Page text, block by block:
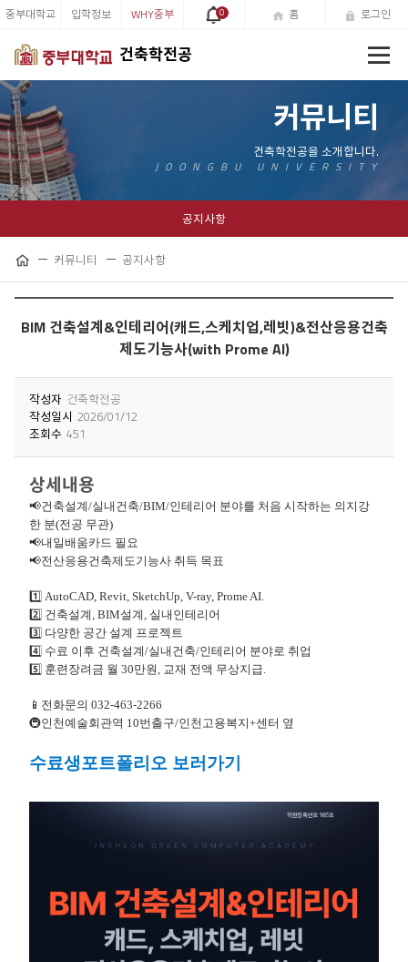
건축학전공
중부대학교 입학정보 WHY중부 0 홈 로그인
커뮤니티
공지사항
홈
커뮤니티 공지사항
유
하
BIM 건축설계&인테리어(캐드,스케치업,레빗)&전산응용건축
제도기능사(with Prome AI)
작성자 건축학전공
작성일시 2026/01/12
조회수 451
상세내용
📢건축설계/실내건축/BIM/인테리어 분야를 처음 시작하는 의지강
한 분(전공 무관)
📢내일배움카드 필요
📢전산응용건축제도기능사 취득 목표
1️⃣ AutoCAD, Revit, SketchUp, V-ray, Prome AI.
2️⃣ 건축설계, BIM설계, 실내인테리어
3️⃣ 다양한 공간 설계 프로젝트
4️⃣ 수료 이후 건축설계/실내건축/인테리어 분야로 취업
5️⃣ 훈련장려금 월 30만원, 교재 전액 무상지급.
📱전화문의 032-463-2266
🚇인천예술회관역 10번출구/인천고용복지+센터 옆
수료생포트폴리오 보러가기